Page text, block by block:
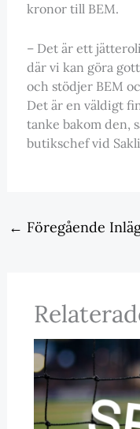
kronor till BEM.
– Det är ett
där vi kan göra
och stödjer BEM
Det är en väldigt
tanke bakom den,
butikschef vid
← Föregående